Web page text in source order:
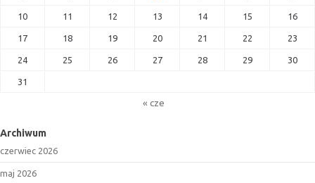
10 11 12 13 14 15 16
17 18 19 20 21 22 23
24 25 26 27 28 29 30
31
« cze
Archiwum
czerwiec 2026
maj 2026